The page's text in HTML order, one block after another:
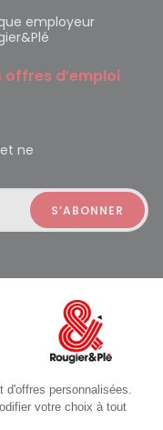
employeur
offres d’emploi
ne